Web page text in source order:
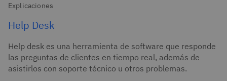
Explicaciones
Help Desk
Help desk es una herramienta de software que responde
las preguntas de clientes en tiempo real, además de
asistirlos con soporte técnico u otros problemas.